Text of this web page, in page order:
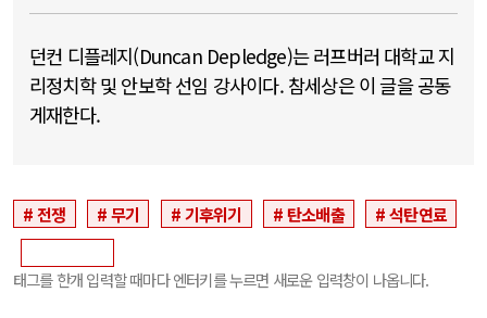
던컨 디플레지(Duncan Depledge)는 러프버러 대학교 지
리정치학 및 안보학 선임 강사이다. 참세상은 이 글을 공동
게재한다.
전쟁 무기 기후위기 탄소배출 석탄연료
태그를 한개 입력할 때마다 엔터키를 누르면 새로운 입력창이 나옵니다.